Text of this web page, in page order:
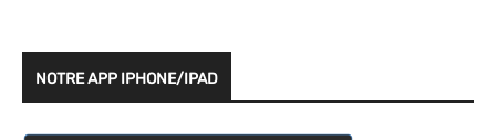
NOTRE APP IPHONE/IPAD